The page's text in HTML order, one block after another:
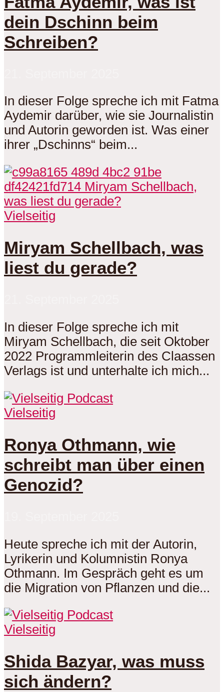
dein Dschinn beim
Schreiben?
In dieser Folge spreche ich mit Fatma
Aydemir darüber, wie sie Journalistin
und Autorin geworden ist. Was einer
ihrer „Dschinns“ beim...
Vielseitig
Miryam Schellbach, was
liest du gerade?
In dieser Folge spreche ich mit
Miryam Schellbach, die seit Oktober
2022 Programmleiterin des Claassen
Verlags ist und unterhalte ich mich...
Vielseitig
Ronya Othmann, wie
schreibt man über einen
Genozid?
Heute spreche ich mit der Autorin,
Lyrikerin und Kolumnistin Ronya
Othmann. Im Gespräch geht es um
die Migration von Pflanzen und die...
Vielseitig
Shida Bazyar, was muss
sich ändern?